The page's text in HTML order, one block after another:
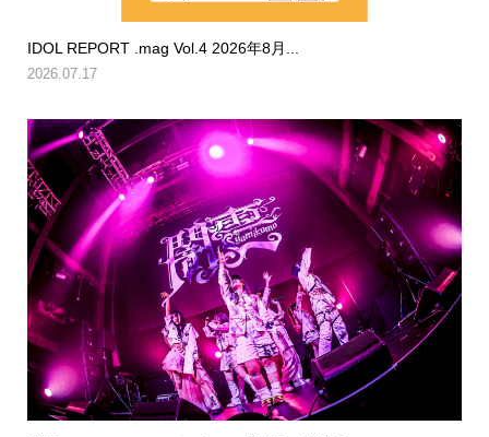
IDOL REPORT .mag Vol.4 2026年8月...
2026.07.17